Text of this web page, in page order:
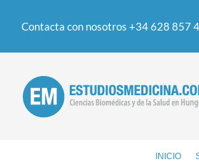
Contacta con nosotros +34 628 857
INICIO